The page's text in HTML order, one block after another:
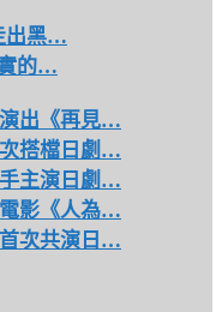
出黑…
的…
出《再見…
搭檔日劇…
主演日劇…
影《人為…
次共演日…